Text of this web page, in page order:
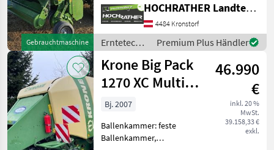
Gebrauchtmaschine
Rollenniederhalter,
Schneidwerk, Tandemachse
BIG PACK 1270 XC ISOBUS
-26 Messer Schneidwerk -
Baujahr 2016
HOCHRATHER Landtechnik GmbH
4484 Kronstorf
Erntetechnik
Grünland /
Krone
Premium Plus Händler
Krone Big Pack
1270 XC Multi
Bale
46.990
€
inkl. 20 %
MwSt.
39.158,33 €
exkl.
Bj. 2007
Ballenkammer: feste
Ballenkammer,